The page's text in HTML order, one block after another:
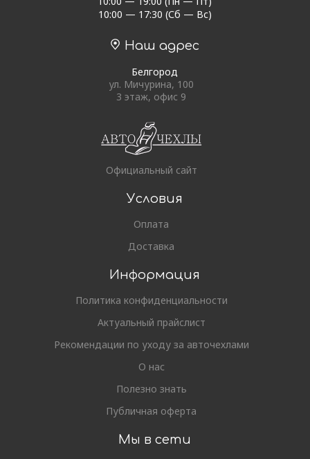
10:00 — 17:30 (Сб — Вс)
Наш адрес
Белгород
ул. Мичурина, 100
3 этаж, офис 9
Официальный сайт
Условия
Оплата
Доставка
Информация
Политика конфиденциальности
Актуальный прайслист
Рекомендации по уходу за авточехлами
О нас
Полезно знать
Публичная оферта
Мы в сети